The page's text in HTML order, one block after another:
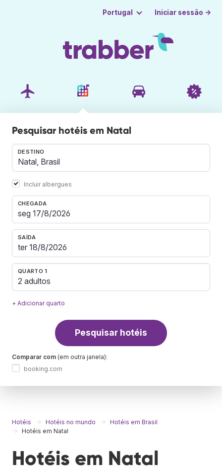
Portugal Iniciar sessão →
Pesquisar hotéis em Natal
DESTINO
Incluir albergues
CHEGADA
SAÍDA
QUARTO 1
2 adultos
+ Adicionar quarto
Pesquisar hotéis
Comparar com (em outra janela):
booking.com
Hotéis Hotéis no mundo
Hotéis em Brasil
Hotéis em Natal
Hotéis em Natal